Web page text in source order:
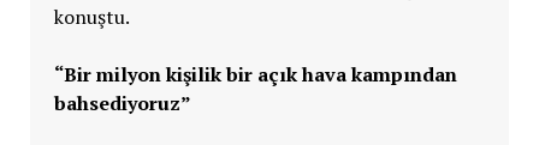
konuştu.
“Bir milyon kişilik bir açık hava kampından
bahsediyoruz”